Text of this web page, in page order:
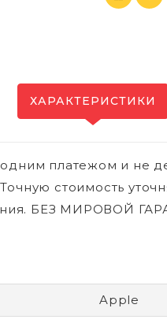
ХАРАКТЕРИСТИКИ
платежом и не
стоимость
БЕЗ МИРОВОЙ
Apple